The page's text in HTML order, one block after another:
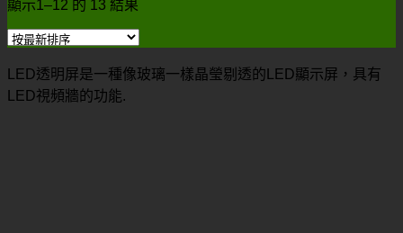
顯示1–12 的 13 結果
LED透明屏是一種像玻璃一樣晶瑩剔透的LED顯示屏，具有
LED視頻牆的功能.